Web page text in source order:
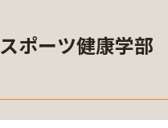
スポーツ健康学部